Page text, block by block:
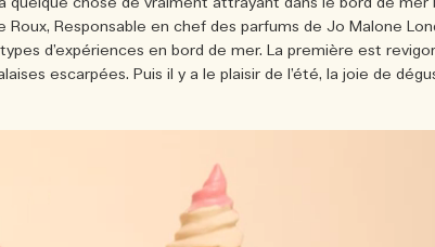
Roux, Responsable en chef des parfums de Jo Malone
d’expériences en bord de mer. La première est
escarpées. Puis il y a le plaisir de l’été, la joie de